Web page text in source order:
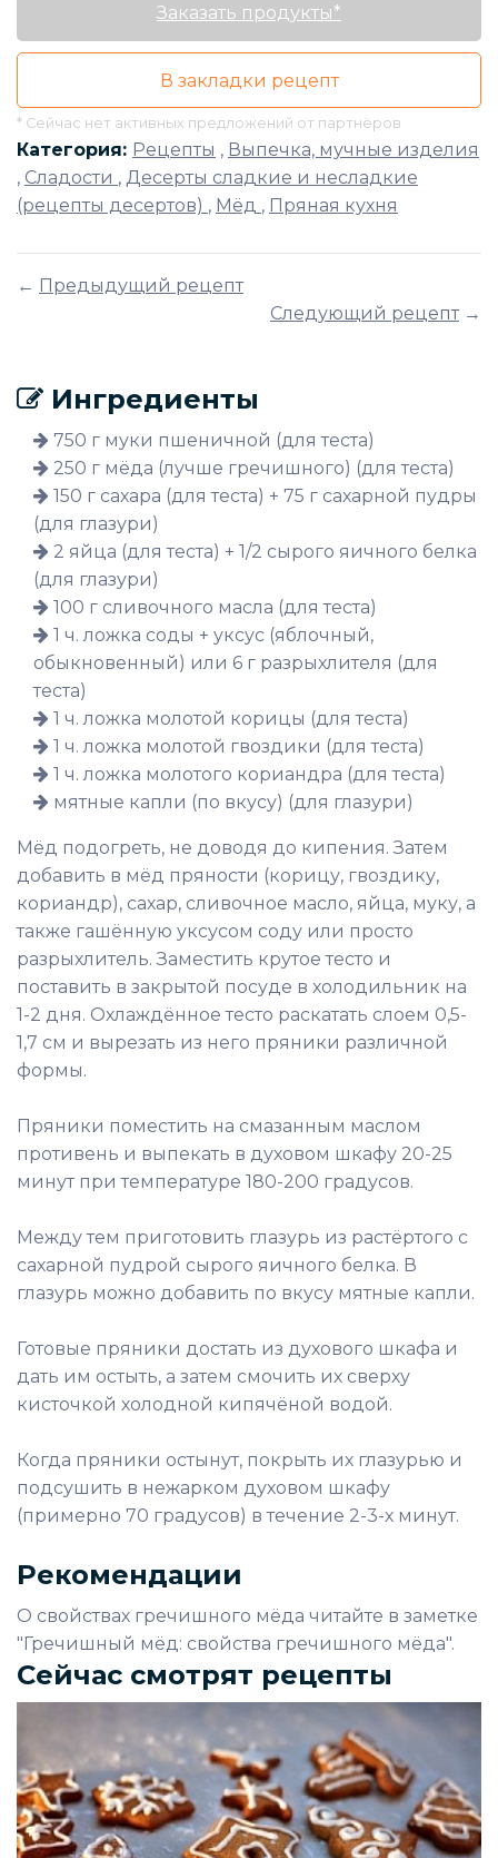
Заказать продукты*
В закладки рецепт
* Сейчас нет активных предложений от партнёров
Категория: Рецепты , Выпечка, мучные изделия
, Сладости , Десерты сладкие и несладкие
(рецепты десертов) , Мёд , Пряная кухня
← Предыдущий рецепт
Следующий рецепт→
Ингредиенты
750 г муки пшеничной (для теста)
250 г мёда (лучше гречишного) (для теста)
150 г сахара (для теста) + 75 г сахарной пудры
(для глазури)
2 яйца (для теста) + 1/2 сырого яичного белка
(для глазури)
100 г сливочного масла (для теста)
1 ч. ложка соды + уксус (яблочный,
обыкновенный) или 6 г разрыхлителя (для
теста)
1 ч. ложка молотой корицы (для теста)
1 ч. ложка молотой гвоздики (для теста)
1 ч. ложка молотого кориандра (для теста)
мятные капли (по вкусу) (для глазури)
Мёд подогреть, не доводя до кипения. Затем
добавить в мёд пряности (корицу, гвоздику,
кориандр), сахар, сливочное масло, яйца, муку, а
также гашённую уксусом соду или просто
разрыхлитель. Заместить крутое тесто и
поставить в закрытой посуде в холодильник на
1-2 дня. Охлаждённое тесто раскатать слоем 0,5-
1,7 см и вырезать из него пряники различной
формы.
Пряники поместить на смазанным маслом
противень и выпекать в духовом шкафу 20-25
минут при температуре 180-200 градусов.
Между тем приготовить глазурь из растёртого с
сахарной пудрой сырого яичного белка. В
глазурь можно добавить по вкусу мятные капли.
Готовые пряники достать из духового шкафа и
дать им остыть, а затем смочить их сверху
кисточкой холодной кипячёной водой.
Когда пряники остынут, покрыть их глазурью и
подсушить в нежарком духовом шкафу
(примерно 70 градусов) в течение 2-3-х минут.
Рекомендации
О свойствах гречишного мёда читайте в заметке
"Гречишный мёд: свойства гречишного мёда".
Сейчас смотрят рецепты